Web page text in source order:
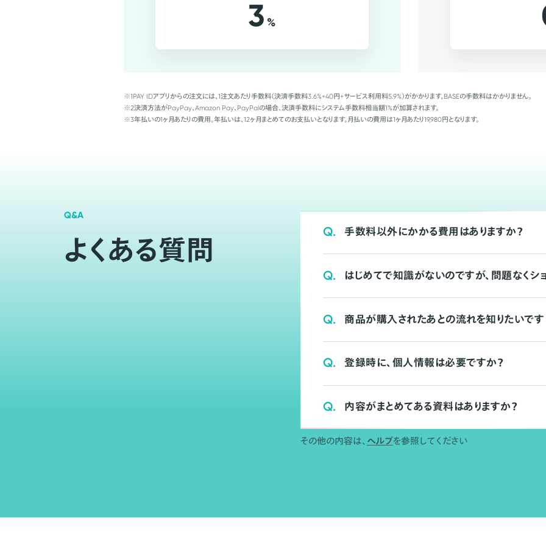
3 %
※1PAY IDアプリからの注文には、1注文あたり手数料（決済手数料3.6%+40円+サービス利用料5.9%）がかかります。BASEの手数料はかかりません。
※2決済方法がPayPay、Amazon Pay、PayPalの場合、決済手数料にシステム手数料相当額1%が加算されます。
※3年払いの1ヶ月あたりの費用。年払いは、12ヶ月まとめてのお支払いとなります。月払いの費用は1ヶ月あたり19,980円となります。
Q&A
よくある質問
Q. 手数料以外にかかる費用はありますか？
Q. はじめてで知識がないのですが、問題なくシ
Q. 商品が購入されたあとの流れを知りたいです
Q. 登録時に、個人情報は必要ですか？
Q. 内容がまとめてある資料はありますか？
その他の内容は、 ヘルプを参照してください